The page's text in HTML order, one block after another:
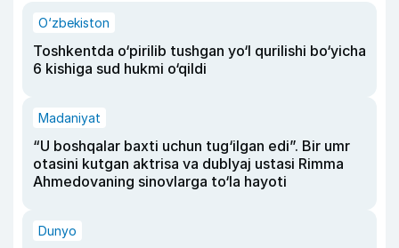
O‘zbekiston
Toshkentda o‘pirilib tushgan yo‘l qurilishi bo‘yicha
6 kishiga sud hukmi o‘qildi
Madaniyat
“U boshqalar baxti uchun tug‘ilgan edi”. Bir umr
otasini kutgan aktrisa va dublyaj ustasi Rimma
Ahmedovaning sinovlarga to‘la hayoti
Dunyo